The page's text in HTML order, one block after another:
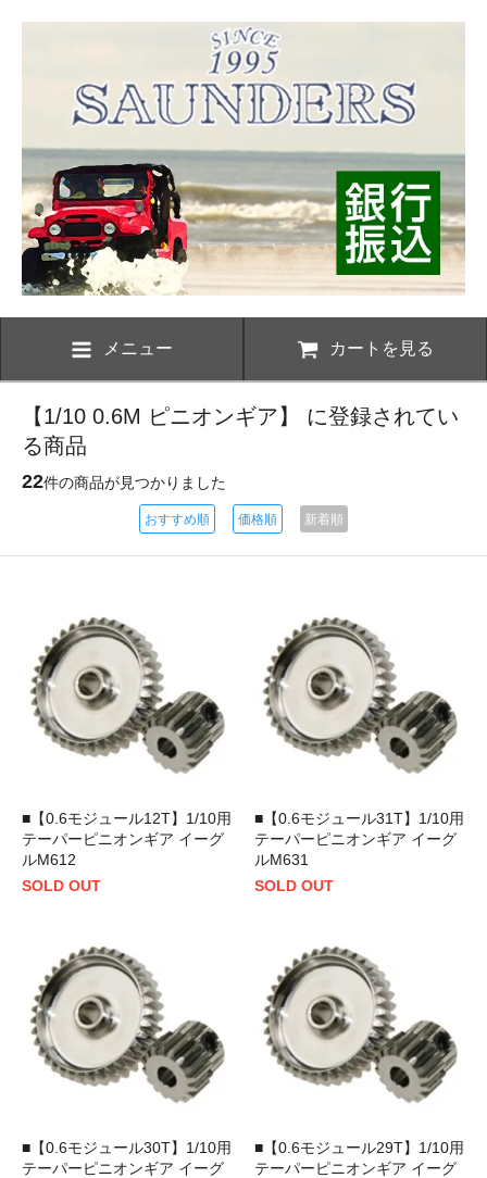
メニュー カートを見る
【1/10 0.6M ピニオンギア】 に登録されてい
る商品
22件の商品が見つかりました
おすすめ順 価格順 新着順
■【0.6モジュール12T】1/10用
テーパーピニオンギア イーグ
ルM612
SOLD OUT
■【0.6モジュール31T】1/10用
テーパーピニオンギア イーグ
ルM631
SOLD OUT
■【0.6モジュール30T】1/10用
テーパーピニオンギア イーグ
■【0.6モジュール29T】1/10用
テーパーピニオンギア イーグ